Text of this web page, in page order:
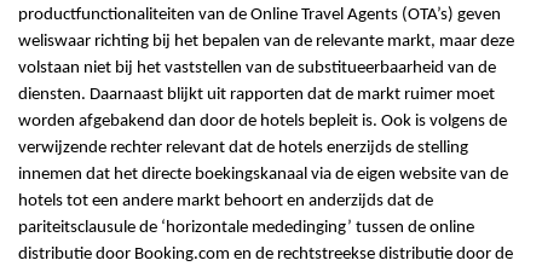
productfunctionaliteiten van de Online Travel Agents (OTA’s) geven
weliswaar richting bij het bepalen van de relevante markt, maar deze
volstaan niet bij het vaststellen van de substitueerbaarheid van de
diensten. Daarnaast blijkt uit rapporten dat de markt ruimer moet
worden afgebakend dan door de hotels bepleit is. Ook is volgens de
verwijzende rechter relevant dat de hotels enerzijds de stelling
innemen dat het directe boekingskanaal via de eigen website van de
hotels tot een andere markt behoort en anderzijds dat de
pariteitsclausule de ‘horizontale mededinging’ tussen de online
distributie door Booking.com en de rechtstreekse distributie door de